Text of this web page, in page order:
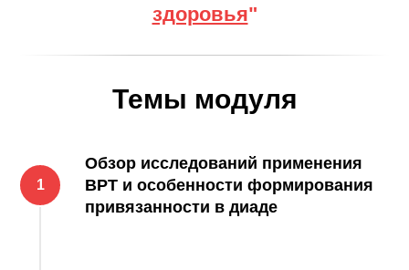
здоровья"
Темы модуля
Обзор исследований применения
ВРТ и особенности формирования
привязанности в диаде